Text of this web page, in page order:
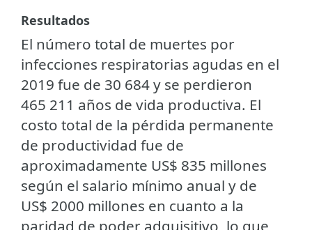
Resultados
El número total de muertes por
infecciones respiratorias agudas en el
2019 fue de 30 684 y se perdieron
465 211 años de vida productiva. El
costo total de la pérdida permanente
de productividad fue de
aproximadamente US$ 835 millones
según el salario mínimo anual y de
US$ 2000 millones en cuanto a la
paridad de poder adquisitivo, lo que